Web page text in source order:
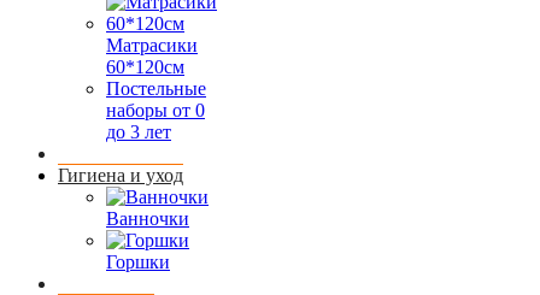
Матрасики
60*120см
Постельные
наборы от 0
до 3 лет
Гигиена и уход
Ванночки
Горшки